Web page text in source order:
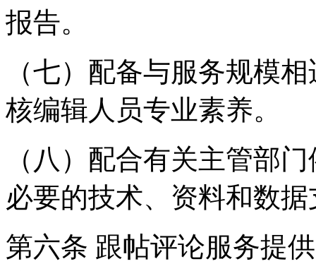
报告。
（七）配备与服务规模
核编辑人员专业素养。
（八）配合有关主管部
必要的技术、资料和数
第六条 跟帖评论服务提